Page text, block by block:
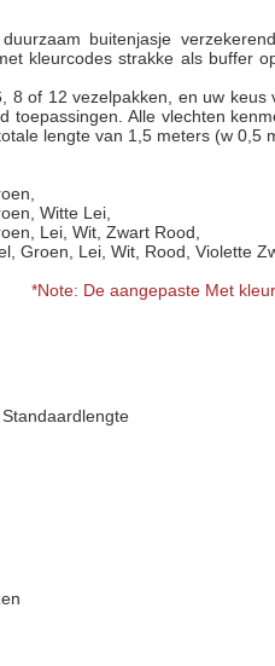
buitenjasje
kleurcodes strakke als buffer
of 12 vezelpakken, en uw keus
Alle vlechten
lengte van 1,5 meters (w 0,5
Witte Lei,
Lei, Wit, Zwart Rood,
Groen, Lei, Wit, Rood, Violette
*Note: De aangepaste Met